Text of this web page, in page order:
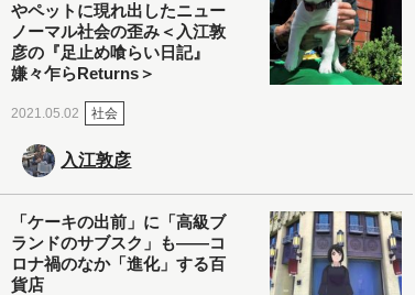
やペットに現れ出したニュー
ノーマル社会の歪み＜入江敦
彦の『足止め喰らい日記』
嫌々乍らReturns＞
2021.05.02 社会
入江敦彦
「ケーキの出前」に「高級ブ
ランドのサブスク」も――コ
ロナ禍のなか「進化」する百
貨店